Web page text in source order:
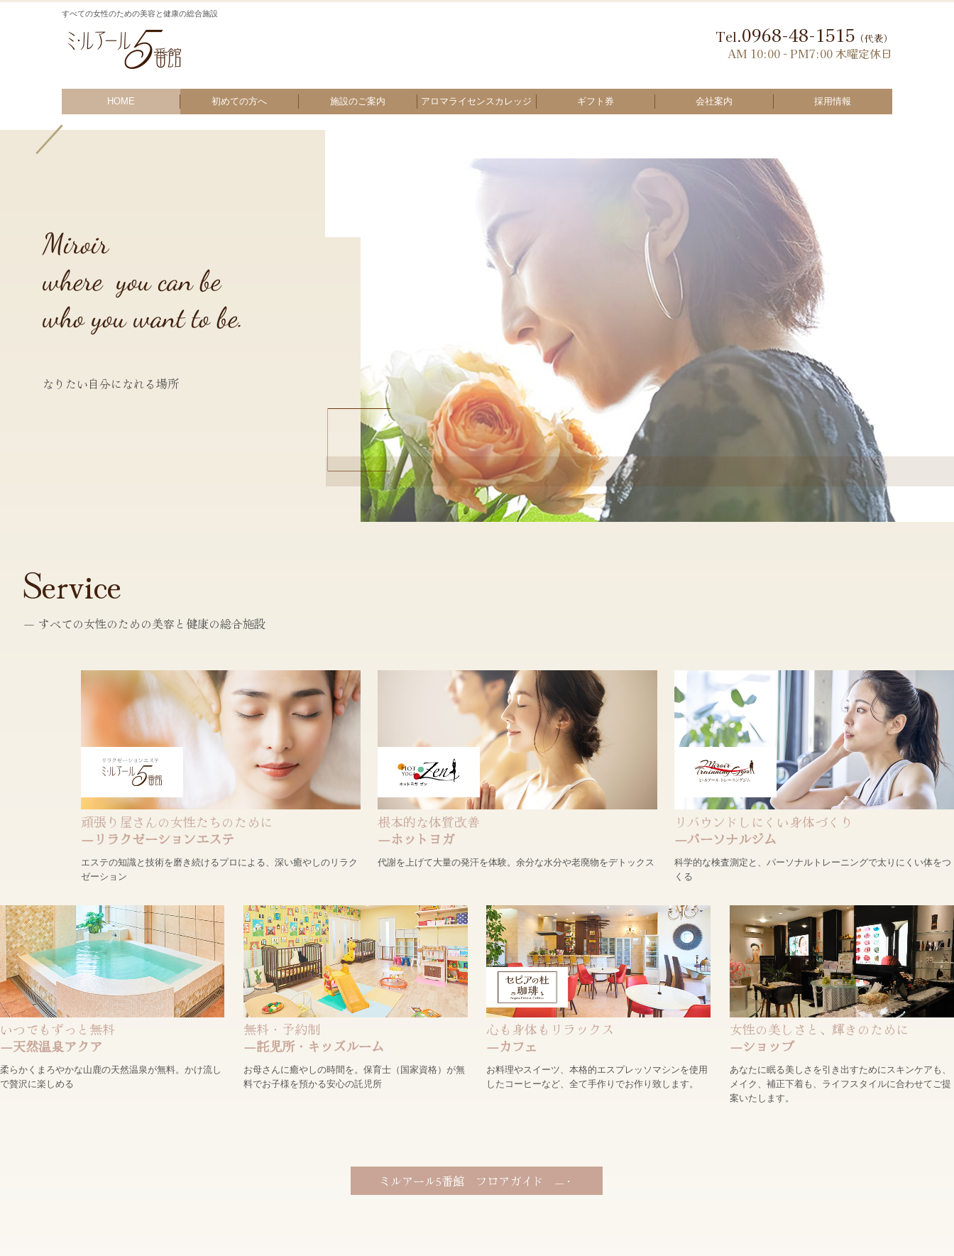
すべての女性のための美容と健康の総合施設
Tel.0968-48-1515 （代表）
AM 10:00 - PM7:00 木曜定休日
HOME 初めての方へ
施設特典
施設のご案内
リラクゼーションエステ
パーソナルジム ミルジム
カフェ セピアの杜珈琲
アロマライセンスカレッジ ギフト券 会社案内 採用情報
／
Miroir
where  you can be
who you want to be.
なりたい自分になれる場所
Service
― すべての女性のための美容と健康の総合施設
頑張り屋さんの女性たちのために
―リラクゼーションエステ
エステの知識と技術を磨き続けるプロによる、深い癒やしのリラク
ゼーション
根本的な体質改善
―ホットヨガ
代謝を上げて大量の発汗を体験。余分な水分や老廃物をデトックス
リバウンドしにくい身体づくり
―パーソナルジム
科学的な検査測定と、パーソナルトレーニングで太りにくい体をつ
くる
いつでもずっと無料
―天然温泉アクア
柔らかくまろやかな山鹿の天然温泉が無料。かけ流し
で贅沢に楽しめる
無料・予約制
―託児所・キッズルーム
お母さんに癒やしの時間を。保育士（国家資格）が無
料でお子様を預かる安心の託児所
心も身体もリラックス
―カフェ
お料理やスイーツ、本格的エスプレッソマシンを使用
したコーヒーなど、全て手作りでお作り致します。
女性の美しさと、輝きのために
―ショップ
あなたに眠る美しさを引き出すためにスキンケアも、
メイク、補正下着も、ライフスタイルに合わせてご提
案いたします。
ミルアール5番館 フロアガイド —・